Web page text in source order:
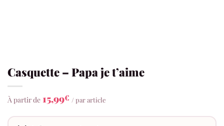
Casquette – Papa je t’aime
À partir de 15,99€ / par article